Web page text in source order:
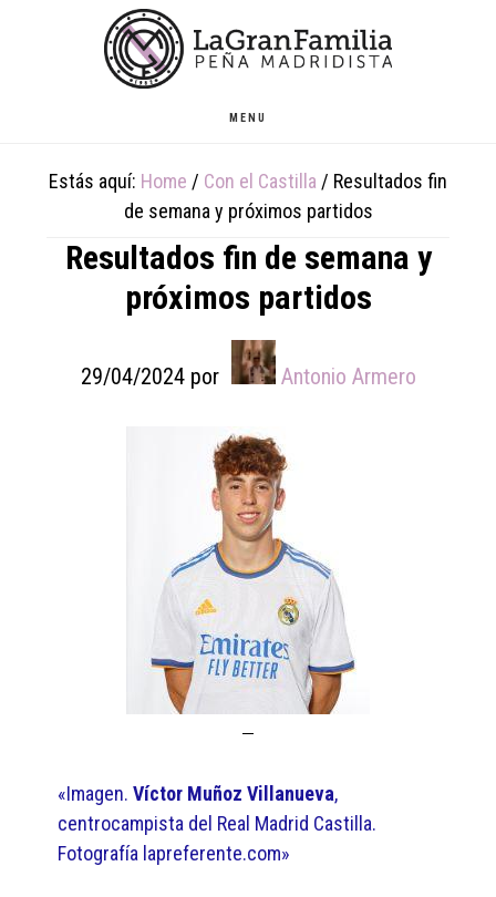
MENU
Estás aquí: Home / Con el Castilla / Resultados fin
de semana y próximos partidos
Resultados fin de semana y
próximos partidos
29/04/2024por Antonio Armero
«Imagen.Víctor Muñoz Villanueva,
centrocampista del Real Madrid Castilla.
Fotografía lapreferente.com»